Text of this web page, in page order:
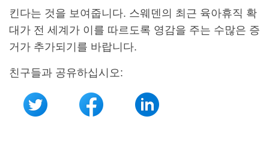
킨다는 것을 보여줍니다. 스웨덴의 최근 육아휴직 확
대가 전 세계가 이를 따르도록 영감을 주는 수많은 증
거가 추가되기를 바랍니다.
친구들과 공유하십시오: